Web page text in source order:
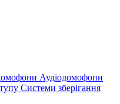
Аудіодомофони
Системи зберігання